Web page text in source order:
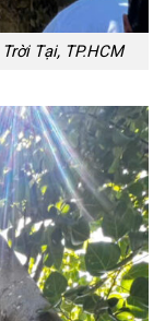
Tại, TP.HCM